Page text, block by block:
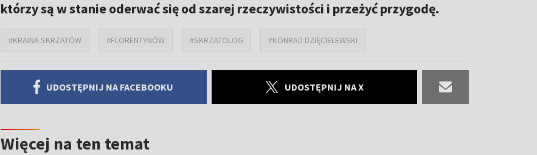
którzy są w stanie oderwać się od szarej rzeczywistości i przeżyć przygodę.
#KRAINA SKRZATÓW #FLORENTYNÓW #SKRZATOLOG #KONRAD DZIĘCIELEWSKI
UDOSTĘPNIJ NA FACEBOOKU UDOSTĘPNIJ NA X
Więcej na ten temat